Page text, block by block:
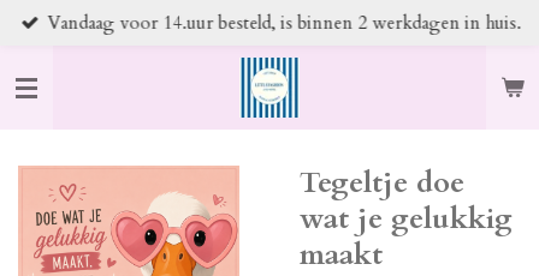
Ga
naar
de
hoofdinhoud
Vandaag voor 14.uur besteld, is binnen 2 werkdagen in huis.
Tegeltje doe
wat je gelukkig
maakt